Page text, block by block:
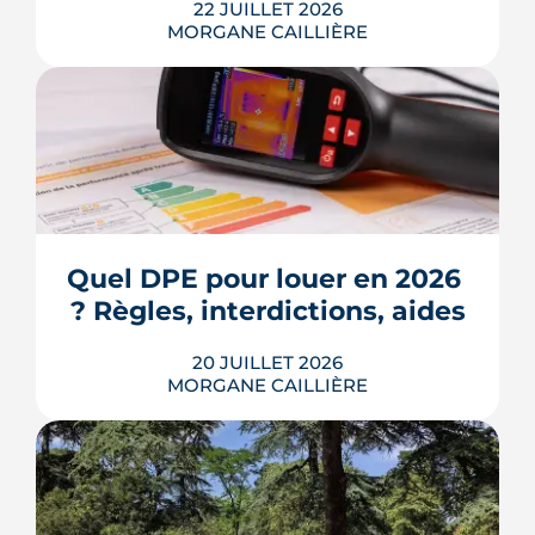
22 JUILLET 2026
MORGANE CAILLIÈRE
Écoles, base de loisirs, transports,
projets urbains et prix au m2 : le guide
3e ville de Haute-Garonne.
LIRE L'ARTICLE
Quel DPE pour louer en 2026
? Règles, interdictions, aides
20 JUILLET 2026
MORGANE CAILLIÈRE
En 2026, un logement doit être classé
au moins F au DPE pour être loué en